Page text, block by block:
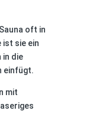
oft in
sie ein
in die
einfügt.
mit